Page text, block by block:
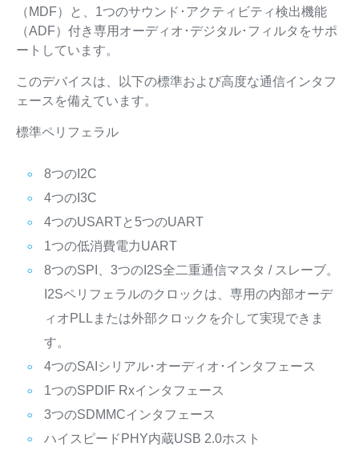
（MDF）と、1つのサウンド･アクティビティ検出機能
（ADF）付き専用オーディオ･デジタル･フィルタをサポ
ートしています。
このデバイスは、以下の標準および高度な通信インタフ
ェースを備えています。
標準ペリフェラル
8つのI2C
4つのI3C
4つのUSARTと5つのUART
1つの低消費電力UART
8つのSPI、3つのI2S全二重通信マスタ / スレーブ。
I2Sペリフェラルのクロックは、専用の内部オーデ
ィオPLLまたは外部クロックを介して実現できま
す。
4つのSAIシリアル･オーディオ･インタフェース
1つのSPDIF Rxインタフェース
3つのSDMMCインタフェース
ハイスピードPHY内蔵USB 2.0ホスト